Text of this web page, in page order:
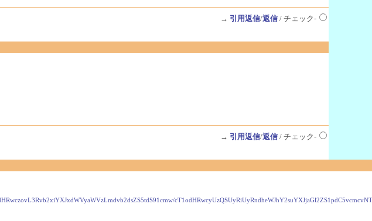
→ 引用返信/返信/ チェック-
→ 引用返信/返信/ チェック-